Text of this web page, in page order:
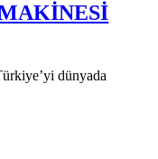
dünyada